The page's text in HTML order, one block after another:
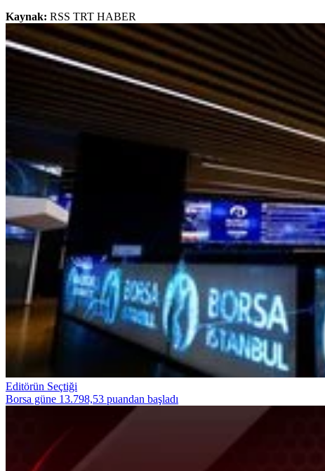
Kaynak: RSS TRT HABER
Editörün Seçtiği
Borsa güne 13.798,53 puandan başladı